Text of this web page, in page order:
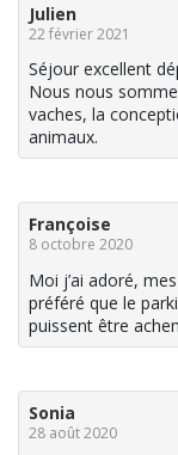
Julien
22 février 2021
Séjour excellent
Nous nous
vaches, la
animaux.
Françoise
8 octobre 2020
Moi j’ai adoré,
préféré que le
puissent être
Sonia
28 août 2020